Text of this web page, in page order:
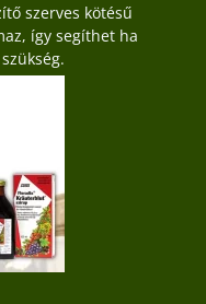
szerves kötésű
így segíthet ha